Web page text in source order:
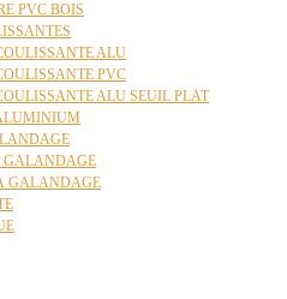
PVC BOIS
ALU
PVC
ALU SEUIL PLAT
GALANDAGE